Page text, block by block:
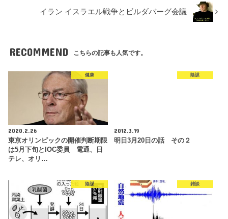
イラン イスラエル戦争とビルダバーグ会議
RECOMMEND こちらの記事も人気です。
健康
2020.2.26
東京オリンピックの開催判断期限
は5月下旬とIOC委員 電通、日
テレ、オリ…
陰謀
2012.3.19
明日3月20日の話 その２
陰謀 雑談